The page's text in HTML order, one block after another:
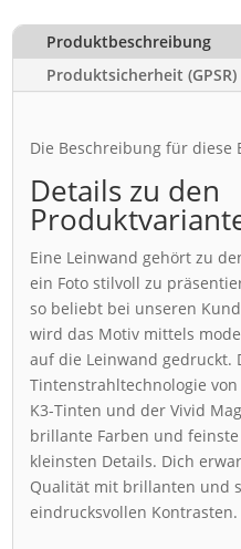
Produktbeschreibung
Produktsicherheit (GPSR)
Die Beschreibung für
Details zu den
Eine Leinwand gehört zu
ein Foto stilvoll zu
so beliebt bei unseren
wird das Motiv mittels
auf die Leinwand gedruckt.
Tintenstrahltechnologie von
K3-Tinten und der Vivid
brillante Farben und
kleinsten Details. Dich
Qualität mit brillanten und
eindrucksvollen Kontrasten.